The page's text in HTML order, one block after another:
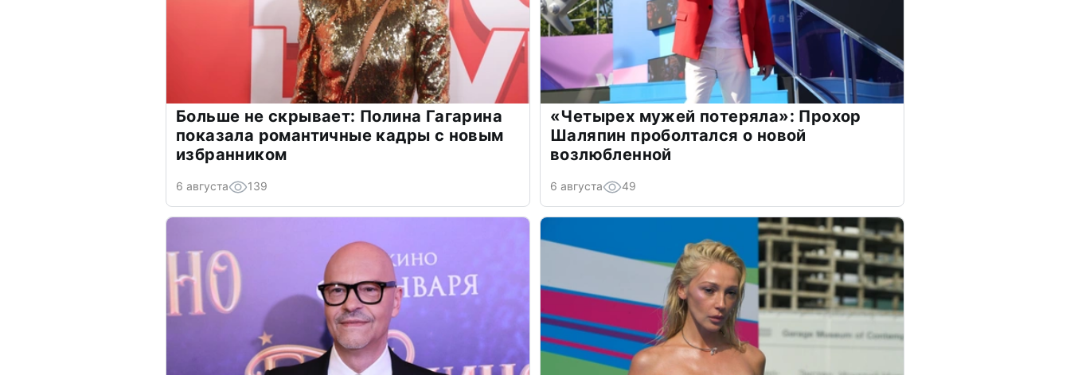
Больше не скрывает: Полина Гагарина
показала романтичные кадры с новым
избранником
6 августа 139
«Четырех мужей потеряла»: Прохор
Шаляпин проболтался о новой
возлюбленной
6 августа 49